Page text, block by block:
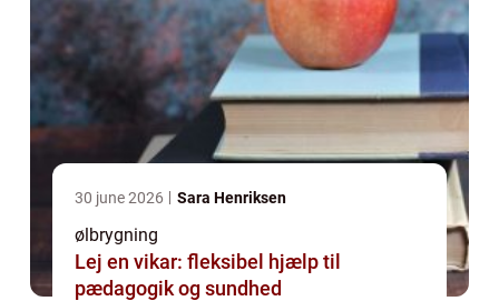
30 june 2026 Sara Henriksen
ølbrygning
Lej en vikar: fleksibel hjælp til
pædagogik og sundhed